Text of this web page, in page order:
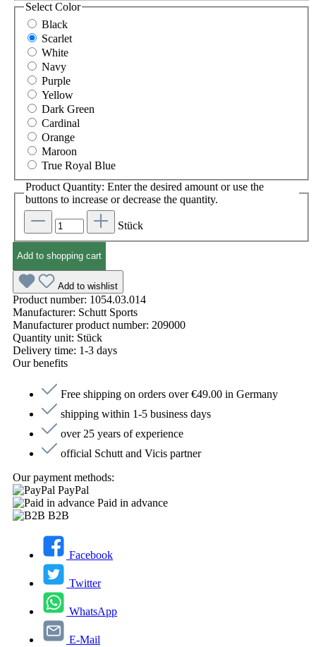
Select Color
Black
Scarlet
White
Navy
Purple
Yellow
Dark Green
Cardinal
Orange
Maroon
True Royal Blue
Product Quantity: Enter the desired amount or use the
buttons to increase or decrease the quantity.
Stück
Add to shopping cart
Add to wishlist
Product number: 1054.03.014
Manufacturer: Schutt Sports
Manufacturer product number: 209000
Quantity unit: Stück
Delivery time: 1-3 days
Our benefits
Free shipping on orders over €49.00 in Germany
shipping within 1-5 business days
over 25 years of experience
official Schutt and Vicis partner
Our payment methods:
PayPal
Paid in advance
B2B
Facebook
Twitter
WhatsApp
E-Mail